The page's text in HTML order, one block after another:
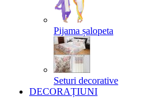
Pijama șalopeta
Seturi decorative
DECORAȚIUNI